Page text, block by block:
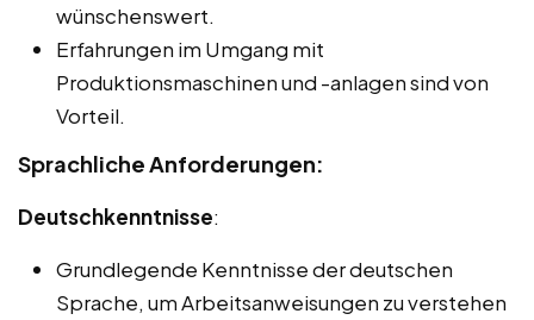
wünschenswert.
Erfahrungen im Umgang mit
Produktionsmaschinen und -anlagen sind von
Vorteil.
Sprachliche Anforderungen:
Deutschkenntnisse:
Grundlegende Kenntnisse der deutschen
Sprache, um Arbeitsanweisungen zu verstehen